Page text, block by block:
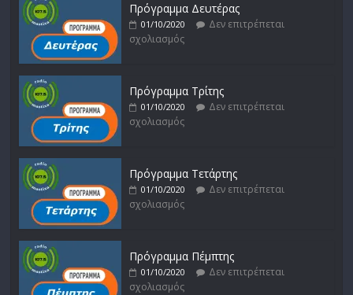
Πρόγραμμα Δευτέρας
01/10/2020
Δεν επιτρέπεται
σχολιασμός
Πρόγραμμα Τρίτης
01/10/2020
Δεν επιτρέπεται
σχολιασμός
Πρόγραμμα Τετάρτης
01/10/2020
Δεν επιτρέπεται
σχολιασμός
Πρόγραμμα Πέμπτης
01/10/2020
Δεν επιτρέπεται
σχολιασμός